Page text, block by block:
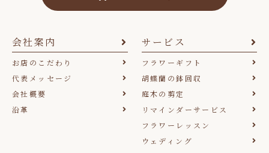
会社案内
お店のこだわり
代表メッセージ
会社概要
沿革
サービス
フラワーギフト
胡蝶蘭の鉢回収
庭木の剪定
リマインダーサービス
フラワーレッスン
ウェディング